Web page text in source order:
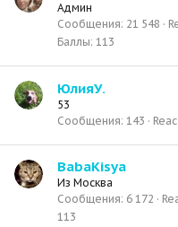
Админ
Сообщения 21 548
Баллы 113
ЮлияУ.
53
Сообщения 143
BabaKisya
Из Москва
Сообщения 6 172
113